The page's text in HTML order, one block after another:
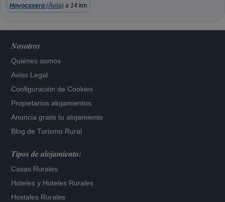
Hoyocasero (Ávila) a 14 km
Nosotros
Quiénes somos
Aviso Legal
Configuración de Cookies
Propietarios alojamientos
Anuncia gratis tu alojamiento
Blog de Turismo Rural
Tipos de alojamiento:
Casas Rurales
Hoteles y Hoteles Rurales
Hostales Rurales